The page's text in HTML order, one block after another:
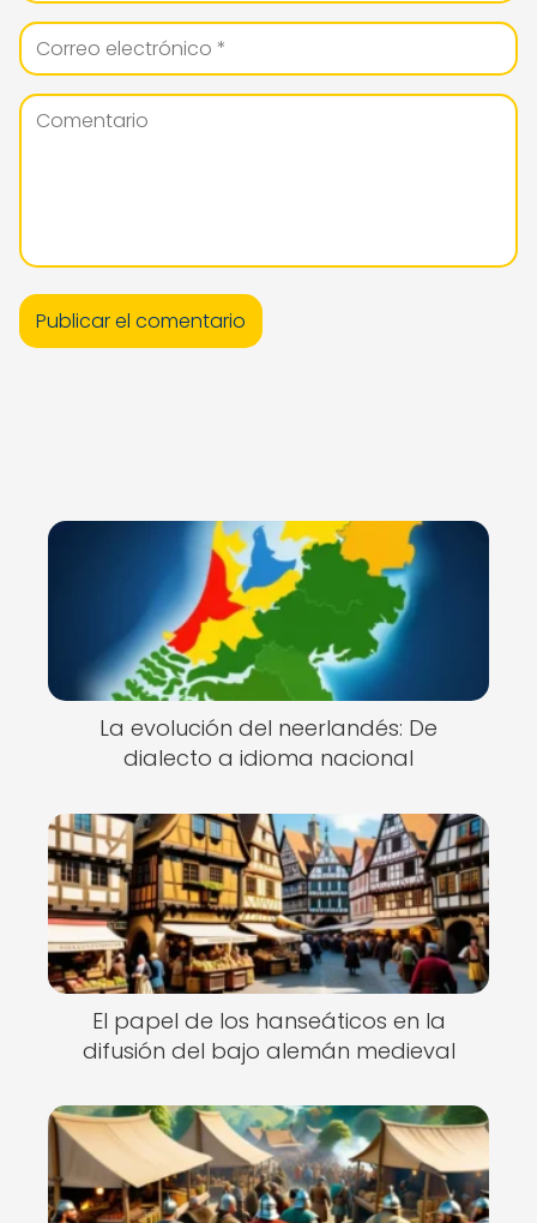
La evolución del neerlandés: De
dialecto a idioma nacional
El papel de los hanseáticos en la
difusión del bajo alemán medieval